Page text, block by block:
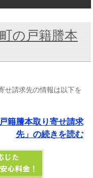
の戸籍謄本
せ請求先の情報は以下を
籍謄本取り寄せ請求
先」の続きを読む